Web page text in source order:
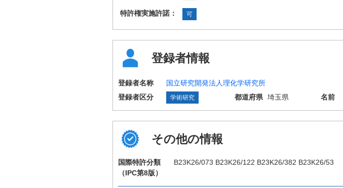
特許権実施許諾： 可
登録者情報
登録者名称
国立研究開発法人理化学研究所
登録者区分
学術研究 都道府県 埼玉県 名前
その他の情報
国際特許分類
（IPC第8版）
B23K26/073 B23K26/122 B23K26/382 B23K26/53